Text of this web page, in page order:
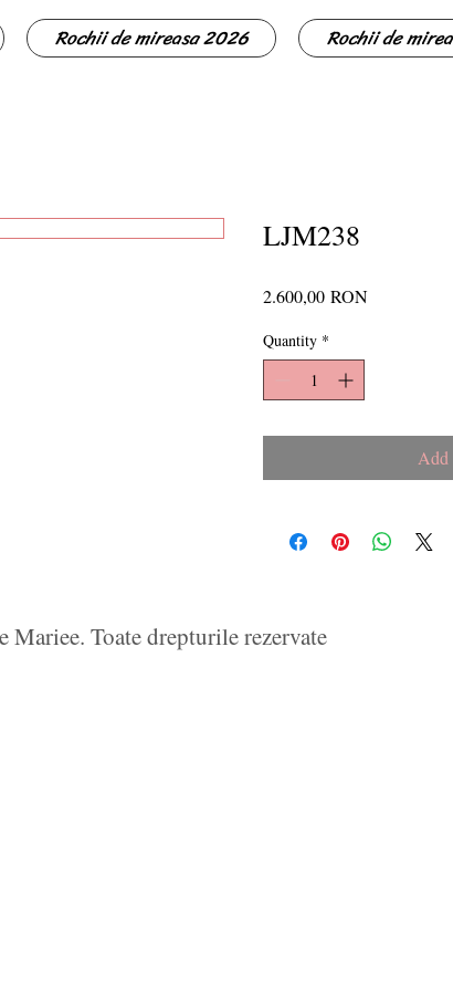
Rochii de mireasa 2026 Rochii de
LJM238
2.600,00 RONPrice
Quantity *
Add
Toate drepturile rezervate